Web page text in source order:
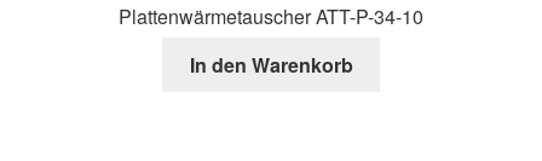
Plattenwärmetauscher ATT-P-34-10
In den Warenkorb